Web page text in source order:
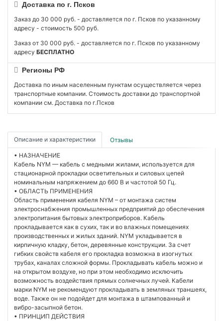
Доставка по г. Псков
Заказ до 30 000 руб. - доставляется по г. Псков по указанному
адресу - стоимость 500 руб.
Заказ от 30 000 руб. - доставляется по г. Псков по указанному
адресу БЕСПЛАТНО
Регионы РФ
Доставка по иным населенным пунктам осуществляется через
транспортные компании. Стоимость доставки до транспортной
компании см. Доставка по г.Псков
Описание и характеристики Отзывы
• НАЗНАЧЕНИЕ
Кабель NYM — кабель с медными жилами, используется для
стационарной прокладки осветительных и силовых цепей
номинальным напряжением до 660 В и частотой 50 Гц.
• ОБЛАСТЬ ПРИМЕНЕНИЯ
Область применения кабеля NYM – от монтажа систем
электроснабжения промышленных предприятий до обеспечения
электропитания бытовых электроприборов. Кабель
прокладывается как в сухих, так и во влажных помещениях
производственных и жилых зданий. NYM укладывается в
кирпичную кладку, бетон, деревянные конструкции. За счет
гибких свойств кабеля его прокладка возможна в изогнутых
трубах, каналах сложной формы. Прокладывать кабель можно и
на открытом воздухе, но при этом необходимо исключить
возможность воздействия прямых солнечных лучей. Кабели
марки NYM не рекомендуют прокладывать в земляных траншеях,
воде. Также он не подойдет для монтажа в штампованный и
вибро-засыпной бетон.
• ПРИНЦИП ДЕЙСТВИЯ